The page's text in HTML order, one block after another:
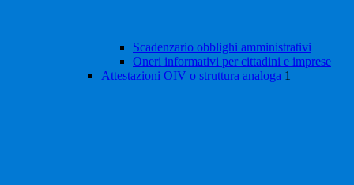
Scadenzario obblighi amministrativi
Oneri informativi per cittadini e imprese
Attestazioni OIV o struttura analoga 1